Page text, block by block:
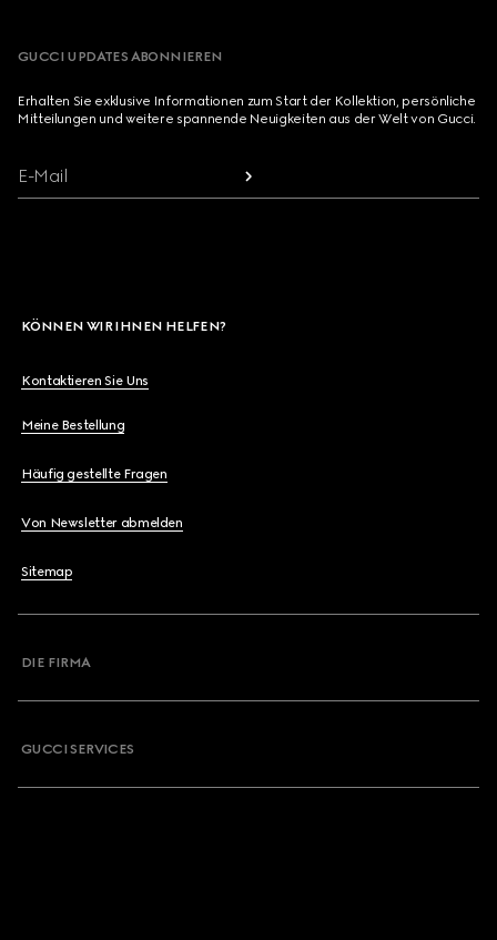
GUCCI UPDATES ABONNIEREN
Erhalten Sie exklusive Informationen zum Start der Kollektion, persönliche
Mitteilungen und weitere spannende Neuigkeiten aus der Welt von Gucci.
E-Mail
KÖNNEN WIR IHNEN HELFEN?
Kontaktieren Sie Uns
Meine Bestellung
Häufig gestellte Fragen
Von Newsletter abmelden
Sitemap
DIE FIRMA
GUCCI SERVICES